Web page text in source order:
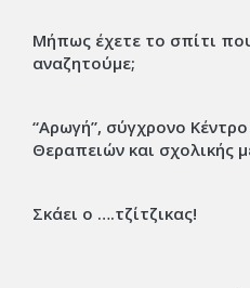
Μήπως έχετε το σπίτι
αναζητούμε;
“Αρωγή”, σύγχρονο Κέντρο
Θεραπειών και σχολικής
Σκάει ο ….τζίτζικας!